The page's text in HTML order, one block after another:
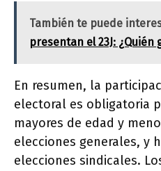
También te puede
presentan el 23J: ¿Quién
En resumen, la
electoral es obligatoria
mayores de edad y
elecciones generales, y
elecciones sindicales.